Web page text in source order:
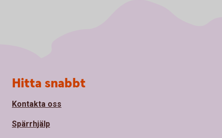
Sidfot
Hitta snabbt
Kontakta oss
Spärrhjälp